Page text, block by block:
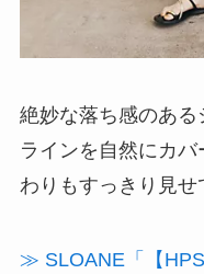
絶妙な落ち感のあ
ラインを自然にカ
わりもすっきり見せ
≫ SLOANE「【